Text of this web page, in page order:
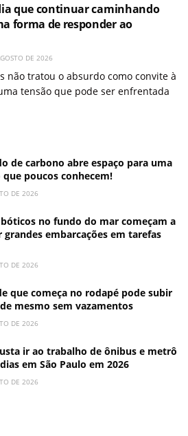
que continuar caminhando
forma de responder ao
DE 2026
não tratou o absurdo como convite à
tensão que pode ser enfrentada
de carbono abre espaço para uma
poucos conhecem!
DE 2026
no fundo do mar começam a
embarcações em tarefas
DE 2026
que começa no rodapé pode subir
mesmo sem vazamentos
DE 2026
ir ao trabalho de ônibus e metrô
em São Paulo em 2026
DE 2026